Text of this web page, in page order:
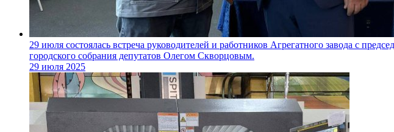
29 июля состоялась встреча руководителей и работников Агрегатного завода с
городского собрания депутатов Олегом Скворцовым.
29 июля 2025